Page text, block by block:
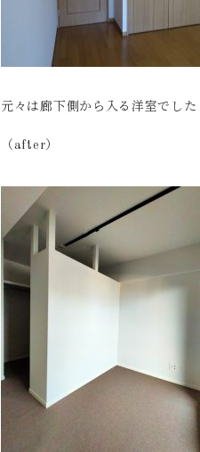
元々は廊下側から入る洋室でした
（after）